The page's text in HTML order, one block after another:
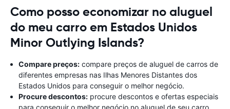
Como posso economizar no aluguel
do meu carro em Estados Unidos
Minor Outlying Islands?
Compare preços: compare preços de aluguel de carros de
diferentes empresas nas Ilhas Menores Distantes dos
Estados Unidos para conseguir o melhor negócio.
Procure descontos: procure descontos e ofertas especiais
para conseguir o melhor negócio no aluguel de seu carro.